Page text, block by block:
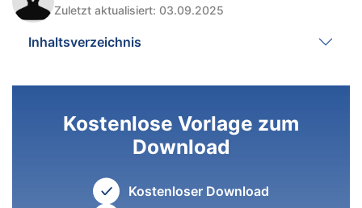
Zuletzt aktualisiert: 03.09.2025
Inhaltsverzeichnis
Kostenlose Vorlage zum
Download
Kostenloser Download